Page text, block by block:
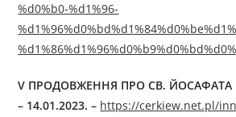
%d0%b0-%d1%96-
V ПРОДОВЖЕННЯ ПРО СВ. ЙОСАФАТА
– 14.01.2023. – https://cerkiew.net.pl/